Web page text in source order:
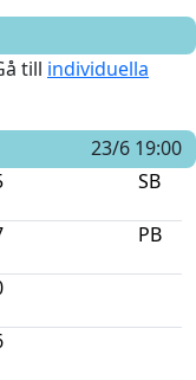
till individuella
23/6 19:00
SB
PB